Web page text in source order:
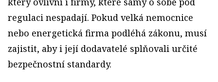
regulaci nespadají. Pokud velká nemocnice
nebo energetická firma podléhá zákonu, musí
zajistit, aby i její dodavatelé splňovali určité
bezpečnostní standardy.